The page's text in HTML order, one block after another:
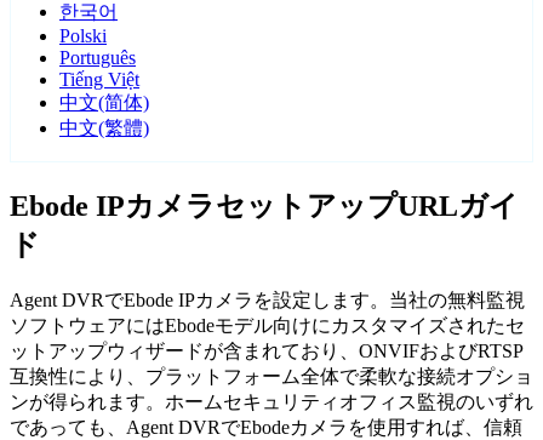
한국어
Polski
Português
Tiếng Việt
中文(简体)
中文(繁體)
Ebode IPカメラセットアップURLガイ
ド
Agent DVRでEbode IPカメラを設定します。当社の無料監視
ソフトウェアにはEbodeモデル向けにカスタマイズされたセ
ットアップウィザードが含まれており、ONVIFおよびRTSP
互換性により、プラットフォーム全体で柔軟な接続オプショ
ンが得られます。ホームセキュリティオフィス監視のいずれ
であっても、Agent DVRでEbodeカメラを使用すれば、信頼